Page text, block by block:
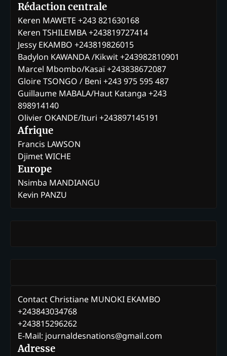
Rédaction centrale
Keren MAWETE +243 821630168
Keren TSHILEMBA +243819727414
Jessy EKAMBO +243819826015
Badylon KAWANDA /Kikwit +243982810901
Marcel Mbombo/Kasaï +243838672087
Gloire TSONGO / Beni +243 975 595 487
Guillaume MABALA/Haut Katanga +243
898914140
Olivier OKANDE/Ituri +243897145191
Afrique
Francis LAWSON
Djimet WICHE
Europe
Nsimba MANDIANGU
Kevin PANZU
Contact Christiane MUNOKI EKAMBO
+243843034768
+243815296262
E-Mail: journaldesnations@gmail.com
Adresse